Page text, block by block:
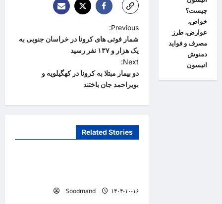
P
o
s
t
n
a
Previous:
شمار فوتی های کرونا در خراسان جنوبی به
یک هزار و ۱۳۷ نفر رسید
Next:
دو بیمار مبتلا به کرونا در کهگیلویه و
بویراحمد جان باختند
Related Stories
دانستنیهای پزشکی
Soodmand ۱۴۰۴-۱۰-۱۶
دانستنیهای پزشکی
چیست؟
خواص،
عوارض، طرز
مصرف و فواید
دمنوش
انیسون